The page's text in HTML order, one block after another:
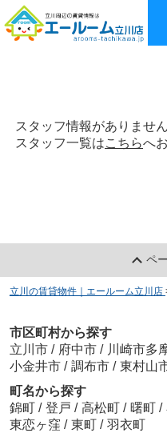
スタッフ情報がありません
スタッフ一覧はこちらへ
ペ
立川の賃貸物件｜エールーム立川店
市区町村から探す
立川市 / 府中市 / 川崎市多
小金井市 / 調布市 / 東村山
町名から探す
錦町 / 登戸 / 高松町 / 曙町 /
東恋ヶ窪 / 東町 / 羽衣町